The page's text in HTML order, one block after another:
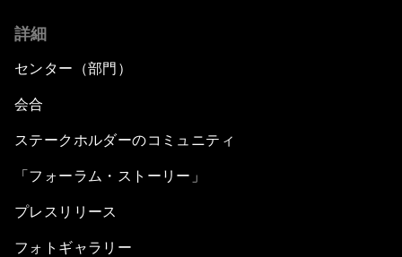
詳細
センター（部門）
会合
ステークホルダーのコミュニティ
「フォーラム・ストーリー」
プレスリリース
フォトギャラリー